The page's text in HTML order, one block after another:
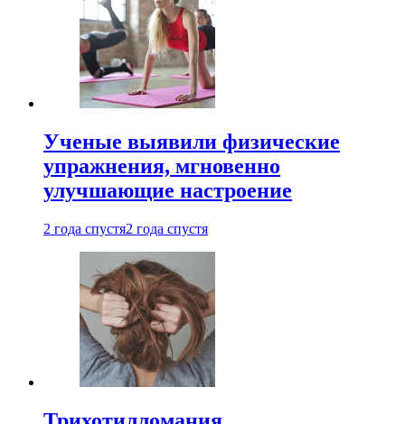
Ученые выявили физические
упражнения, мгновенно
улучшающие настроение
2 года спустя2 года спустя